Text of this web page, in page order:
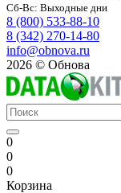
Сб-Вс: Выходные дни
8 (800) 533-88-10
8 (342) 270-14-80
info@obnova.ru
2026 © Обнова
0
0
0
Корзина